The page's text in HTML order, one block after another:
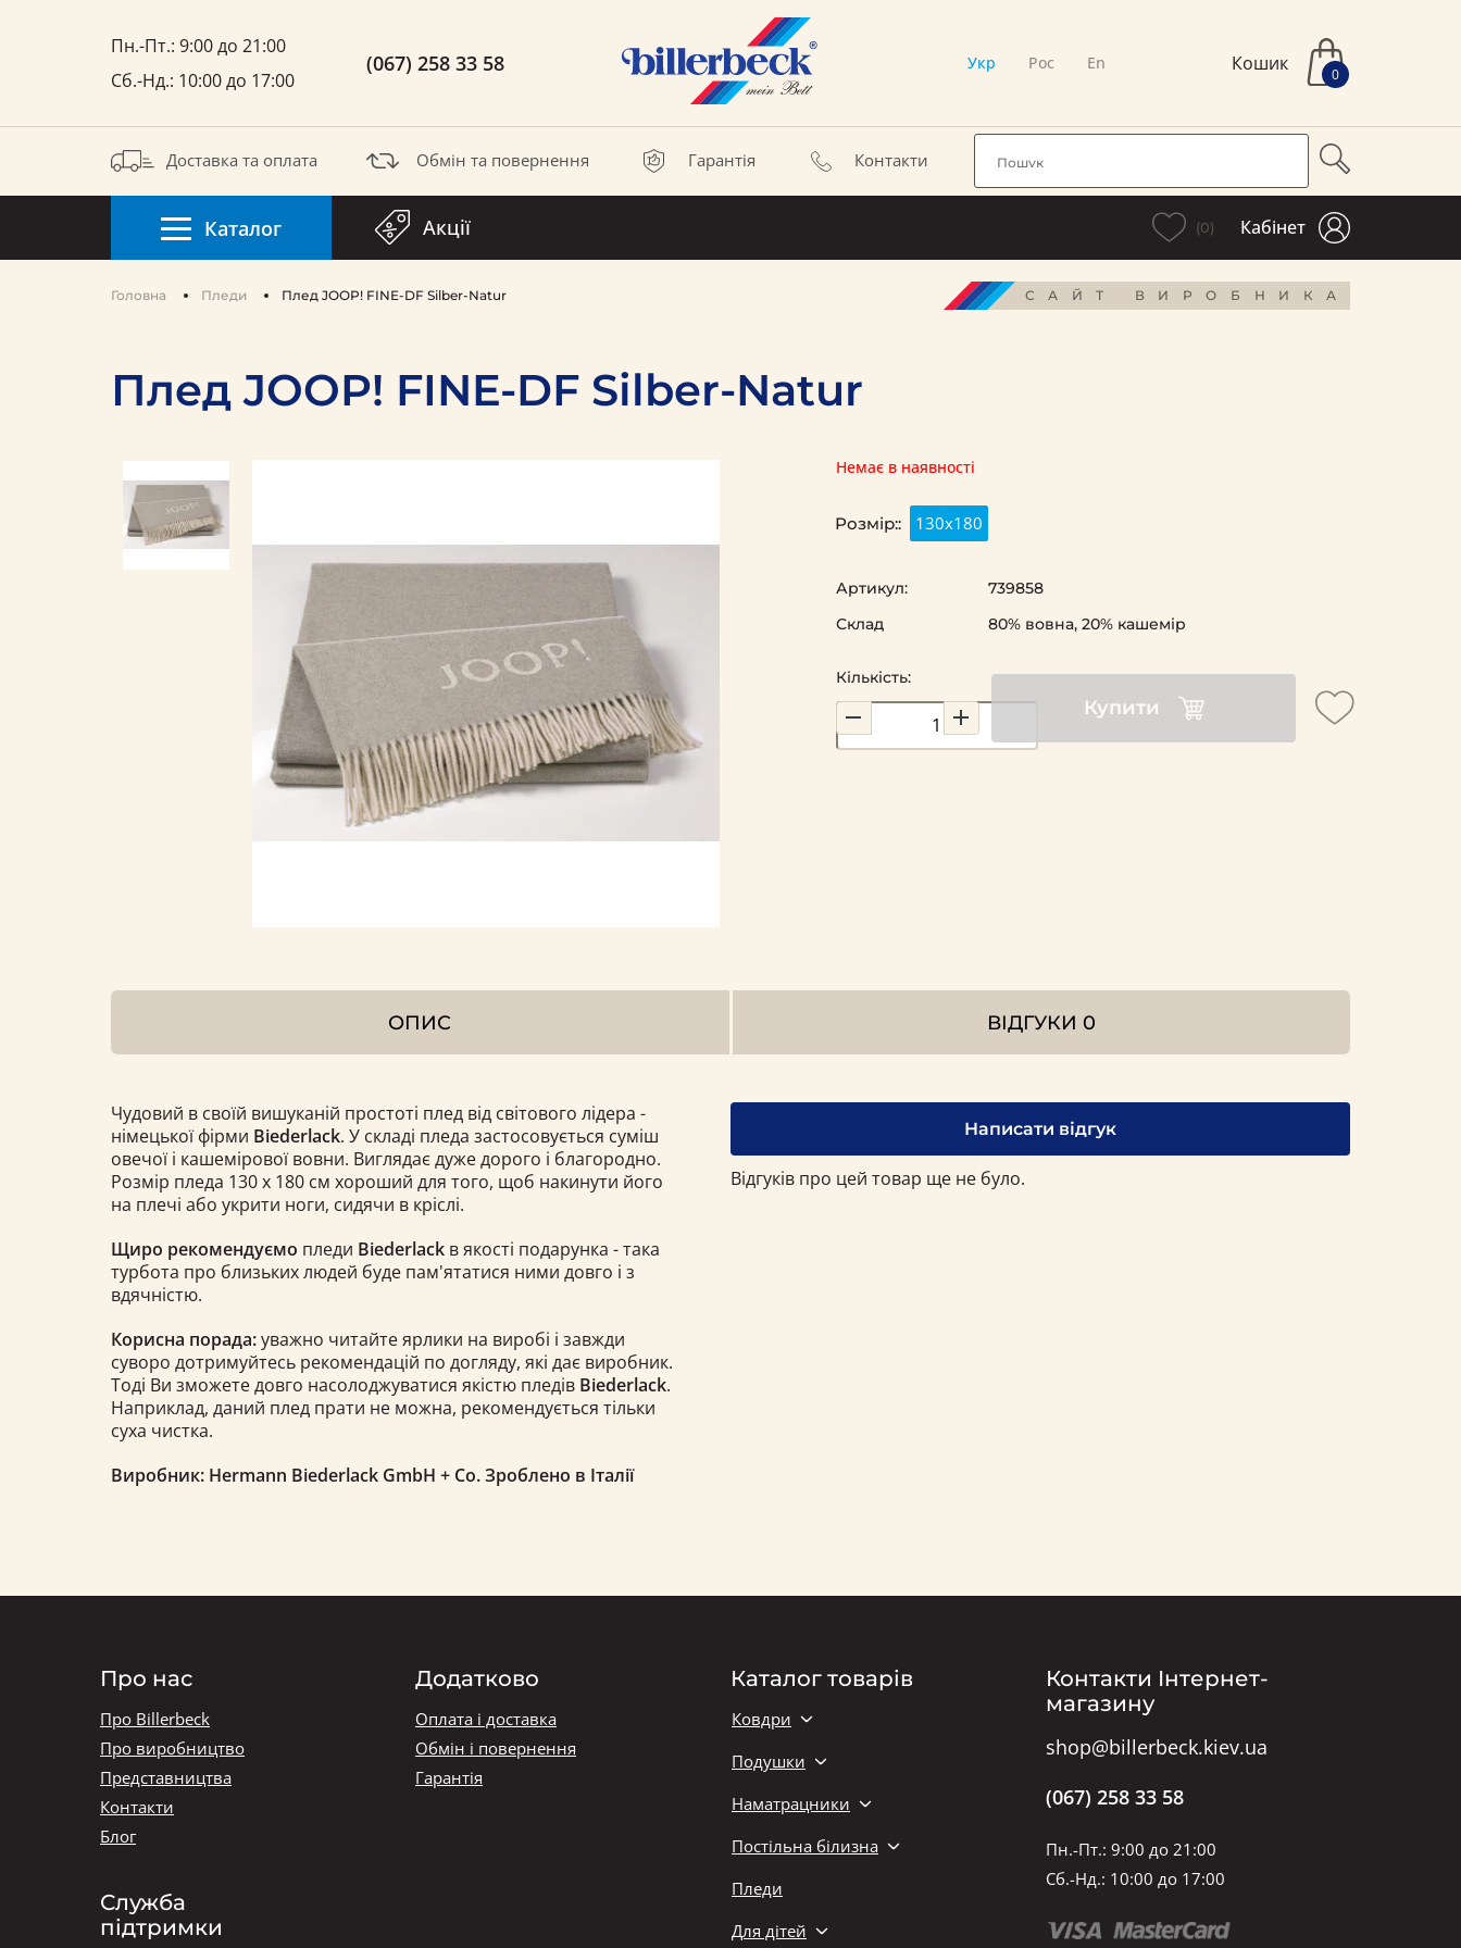
Пн.-Пт.: 9:00 до 21:00
Сб.-Нд.: 10:00 до 17:00
(067) 258 33 58 Укр Рос En Кошик 0
Доставка та оплата Обмін та повернення Гарантія Контакти
Каталог Акції (0) Кабінет
Головна Пледи Плед JOOP! FINE-DF Silber-Natur САЙТ ВИРОБНИКА
Плед JOOP! FINE-DF Silber-Natur
Немає в наявності
Розмір:: 130x180
Кількість:
Купити
Артикул:
739858
Склад
80% вовна, 20% кашемір
ОПИС ВІДГУКИ 0
Чудовий в своїй вишуканій простоті плед від світового лідера -
німецької фірми Biederlack. У складі пледа застосовується суміш
овечої і кашемірової вовни. Виглядає дуже дорого і благородно.
Розмір пледа 130 х 180 см хороший для того, щоб накинути його
на плечі або укрити ноги, сидячи в кріслі.
Щиро рекомендуємо пледи Biederlack в якості подарунка - така
турбота про близьких людей буде пам'ятатися ними довго і з
вдячністю.
Корисна порада:уважно читайте ярлики на виробі і завжди
суворо дотримуйтесь рекомендацій по догляду, які дає виробник.
Тоді Ви зможете довго насолоджуватися якістю пледів Biederlack.
Наприклад, даний плед прати не можна, рекомендується тільки
суха чистка.
Виробник: Hermann Biederlack GmbH + Co. Зроблено в Італії
Написати відгук
Відгуків про цей товар ще не було.
Каталог товарів
Ковдри
Подушки
Наматрацники
Постільна білизна
Пледи
Для дітей
Про нас
Про Billerbeck
Про виробництво
Представництва
Контакти
Блог
Служба
підтримки
Додатково
Оплата і доставка
Обмін і повернення
Гарантія
Контакти Інтернет-
магазину
shop@billerbeck.kiev.ua
(067) 258 33 58
Пн.-Пт.: 9:00 до 21:00
Сб.-Нд.: 10:00 до 17:00